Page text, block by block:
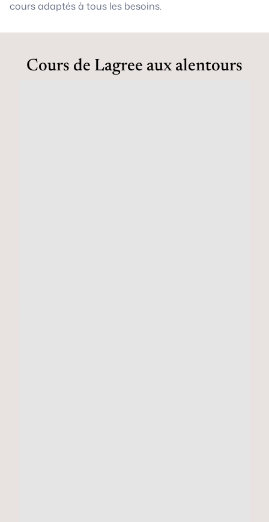
cours adaptés à tous les besoins.
Cours de Lagree aux alentours